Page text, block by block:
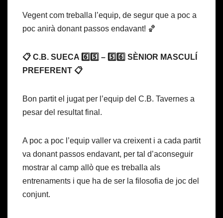
Vegent com treballa l’equip, de segur que a poc a
poc anirà donant passos endavant! 🏀
📋 C.B. SUECA 6️⃣5️⃣ – 5️⃣6️⃣ SÈNIOR MASCULÍ
PREFERENT 📋
Bon partit el jugat per l’equip del C.B. Tavernes a
pesar del resultat final.
A poc a poc l’equip valler va creixent i a cada partit
va donant passos endavant, per tal d’aconseguir
mostrar al camp allò que es treballa als
entrenaments i que ha de ser la filosofia de joc del
conjunt.